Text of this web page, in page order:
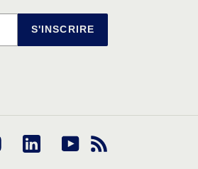
S'INSCRIRE
InstagramLinkedinYouTube